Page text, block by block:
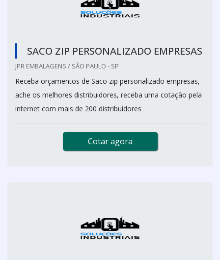
SACO ZIP PERSONALIZADO EMPRESAS
JPR EMBALAGENS / SÃO PAULO - SP
Receba orçamentos de Saco zip personalizado empresas,
ache os melhores distribuidores, receba uma cotação pela
internet com mais de 200 distribuidores
Cotar agora